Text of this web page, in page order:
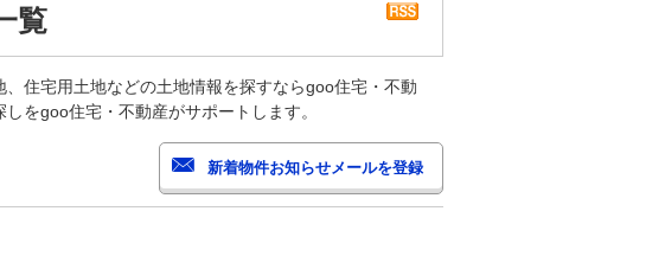
覧
住宅用土地などの土地情報を探すならgoo住宅・不動
をgoo住宅・不動産がサポートします。